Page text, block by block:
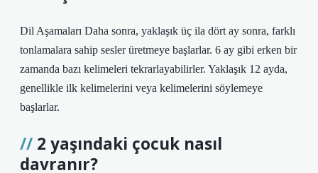
Dil Aşamaları Daha sonra, yaklaşık üç ila dört ay sonra, farklı
tonlamalara sahip sesler üretmeye başlarlar. 6 ay gibi erken bir
zamanda bazı kelimeleri tekrarlayabilirler. Yaklaşık 12 ayda,
genellikle ilk kelimelerini veya kelimelerini söylemeye
başlarlar.
2 yaşındaki çocuk nasıl
davranır?